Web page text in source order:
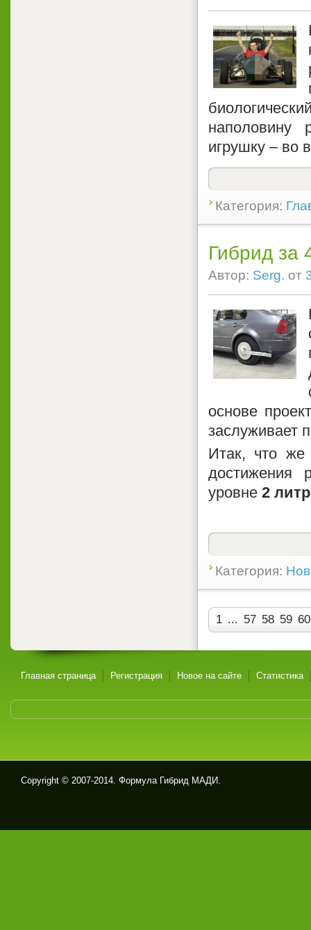
наполовину
игрушку – во
Категория:
Гибрид за
Автор: Serg. от
основе
заслуживает
Итак, что же
достижения
уровне 2
Категория:
1 ... 57 58 59 60
Главная страница Регистрация Новое на сайте Статистика
Copyright © 2007-2014. Формула Гибрид МАДИ.